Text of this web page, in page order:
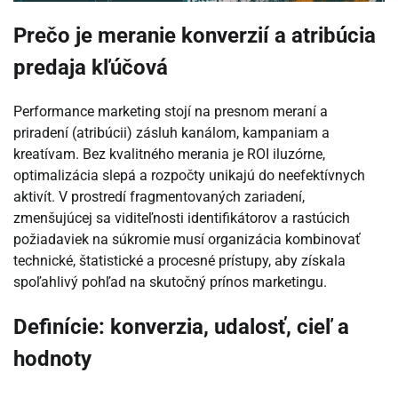
Prečo je meranie konverzií a atribúcia
predaja kľúčová
Performance marketing stojí na presnom meraní a
priradení (atribúcii) zásluh kanálom, kampaniam a
kreatívam. Bez kvalitného merania je ROI iluzórne,
optimalizácia slepá a rozpočty unikajú do neefektívnych
aktivít. V prostredí fragmentovaných zariadení,
zmenšujúcej sa viditeľnosti identifikátorov a rastúcich
požiadaviek na súkromie musí organizácia kombinovať
technické, štatistické a procesné prístupy, aby získala
spoľahlivý pohľad na skutočný prínos marketingu.
Definície: konverzia, udalosť, cieľ a
hodnoty